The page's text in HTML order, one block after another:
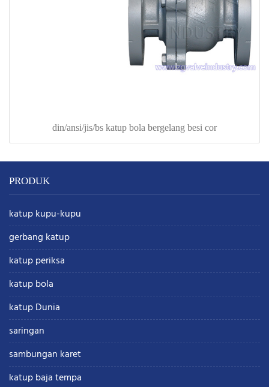
din/ansi/jis/bs katup bola bergelang besi cor
PRODUK
katup kupu-kupu
gerbang katup
katup periksa
katup bola
katup Dunia
saringan
sambungan karet
katup baja tempa